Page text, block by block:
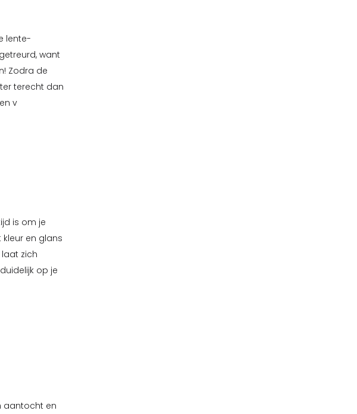
lente-
want
Zodra de
terecht dan
v
is om je
en glans
zich
op je
aantocht en